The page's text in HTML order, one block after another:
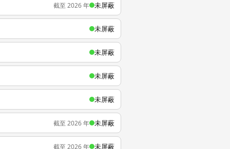
截至 2026 年 未屏蔽
未屏蔽
未屏蔽
未屏蔽
未屏蔽
截至 2026 年 未屏蔽
截至 2026 年 未屏蔽